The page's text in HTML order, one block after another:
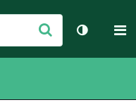
Envoyer
Changer